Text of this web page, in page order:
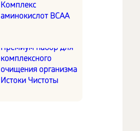
Премиум набор для
комплексного
очищения организма
Истоки Чистоты
Комплекс
аминокислот BCAA